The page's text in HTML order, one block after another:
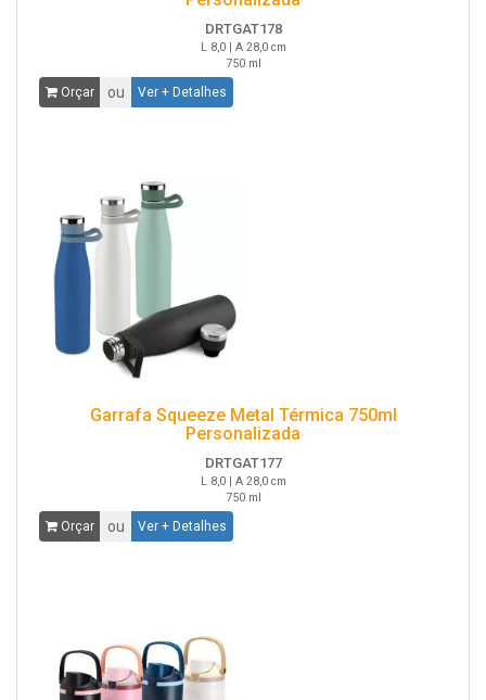
DRTGAT178
L 8,0 | A 28,0 cm
750 ml
Orçar ou Ver + Detalhes
Garrafa Squeeze Metal Térmica 750ml
Personalizada
DRTGAT177
L 8,0 | A 28,0 cm
750 ml
Orçar ou Ver + Detalhes